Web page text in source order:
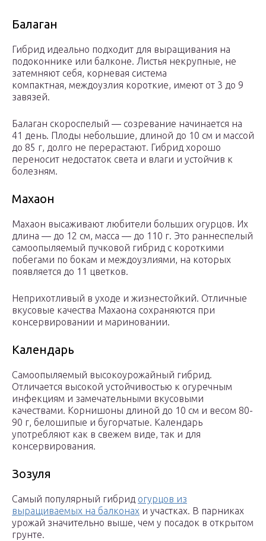
Балаган
Гибрид идеально подходит для выращивания на
подоконнике или балконе. Листья некрупные, не
затемняют себя, корневая система
компактная, междоузлия короткие, имеют от 3 до 9
завязей.
Балаган скороспелый — созревание начинается на
41 день. Плоды небольшие, длиной до 10 см и массой
до 85 г, долго не перерастают. Гибрид хорошо
переносит недостаток света и влаги и устойчив к
болезням.
Махаон
Махаон высаживают любители больших огурцов. Их
длина — до 12 см, масса — до 110 г. Это раннеспелый
самоопыляемый пучковой гибрид с короткими
побегами по бокам и междоузлиями, на которых
появляется до 11 цветков.
Неприхотливый в уходе и жизнестойкий. Отличные
вкусовые качества Махаона сохраняются при
консервировании и мариновании.
Календарь
Самоопыляемый высокоурожайный гибрид.
Отличается высокой устойчивостью к огуречным
инфекциям и замечательными вкусовыми
качествами. Корнишоны длиной до 10 см и весом 80-
90 г, белошипые и бугорчатые. Календарь
употребляют как в свежем виде, так и для
консервирования.
Зозуля
Самый популярный гибрид огурцов из
выращиваемых на балконах и участках. В парниках
урожай значительно выше, чем у посадок в открытом
грунте.